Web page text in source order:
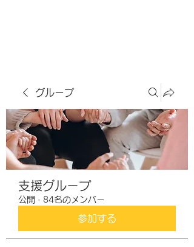
グループ
支援グループ
公開 · 84名のメンバー
参加する